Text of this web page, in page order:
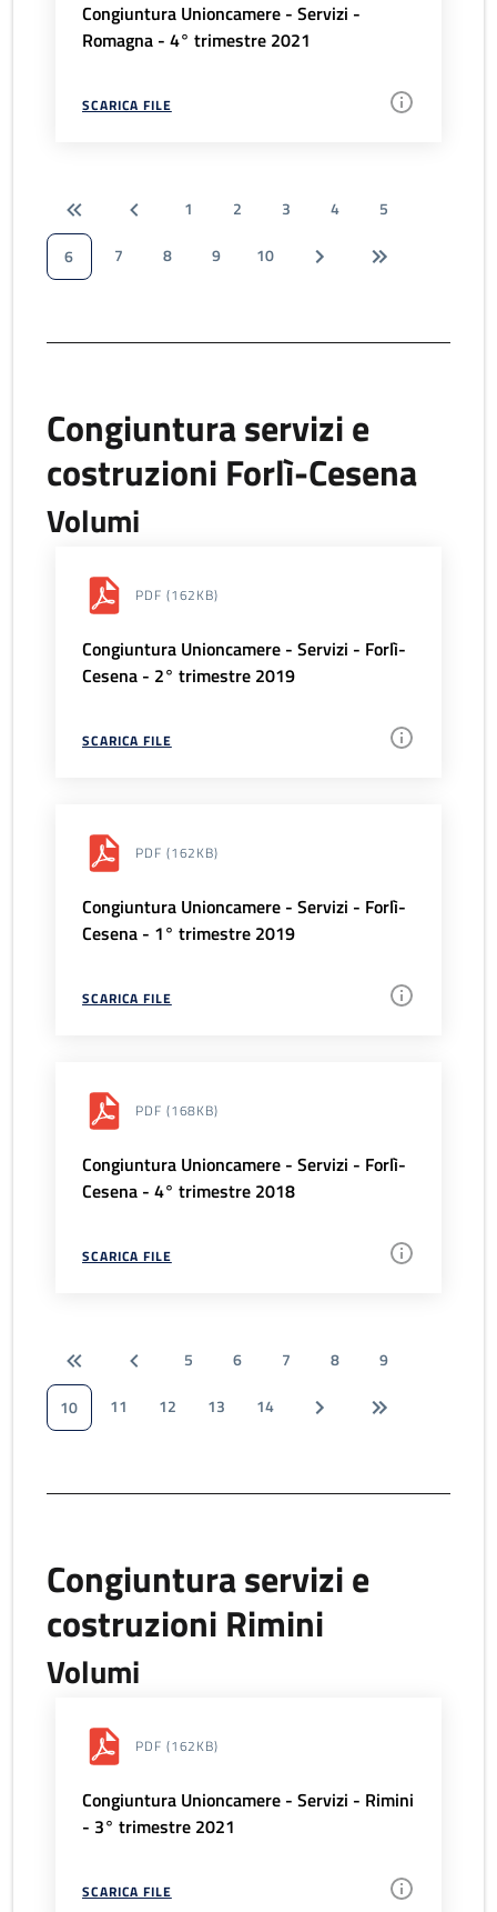
Congiuntura Unioncamere - Servizi -
Romagna - 4° trimestre 2021
SCARICA FILE
1 2 3 4
5
6
7 8 9 10
Congiuntura servizi e
costruzioni Forlì-Cesena
Volumi
PDF (162KB)
Congiuntura Unioncamere - Servizi - Forlì-
Cesena - 2° trimestre 2019
SCARICA FILE
PDF (162KB)
Congiuntura Unioncamere - Servizi - Forlì-
Cesena - 1° trimestre 2019
SCARICA FILE
PDF (168KB)
Congiuntura Unioncamere - Servizi - Forlì-
Cesena - 4° trimestre 2018
SCARICA FILE
5 6 7 8
9
10
11 12 13 14
Congiuntura servizi e
costruzioni Rimini
Volumi
PDF (162KB)
Congiuntura Unioncamere - Servizi - Rimini
- 3° trimestre 2021
SCARICA FILE